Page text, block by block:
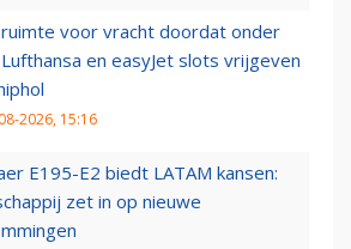
voor vracht doordat onder
en easyJet slots vrijgeven
2026, 15:16
E195-E2 biedt LATAM kansen:
zet in op nieuwe